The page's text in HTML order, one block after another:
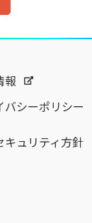
報
バシーポリシー
キュリティ方針